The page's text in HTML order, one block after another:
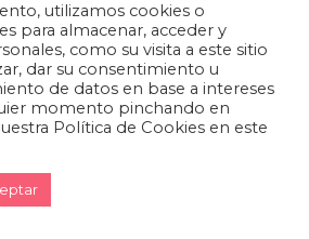
utilizamos cookies o
para almacenar, acceder y
como su visita a este sitio
dar su consentimiento u
de datos en base a intereses
momento pinchando en
Política de Cookies en este